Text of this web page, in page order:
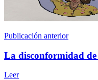
Publicación anterior
La disconformidad
Leer